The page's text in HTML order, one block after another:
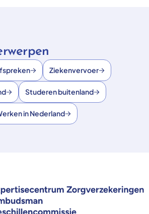
Ziekenvervoer
Studeren buitenland
in Nederland